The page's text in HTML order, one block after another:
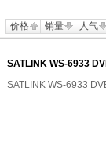
价格
销量 人气
SATLINK WS-6933
SATLINK WS-6933